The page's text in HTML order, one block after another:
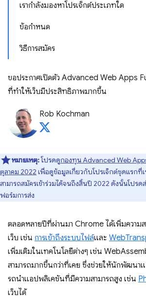
เรากําลังมองหาโปรเจ็กต์ประเภทใด
ข้อกำหนด
วิธีการสมัคร
ขอประกาศเปิดตัว Advanced Web Apps
ที่ทําให้เว็บมีประสิทธิภาพมากขึ้น
Rob Kochman
หมายเหตุ:โปรดดูกองทุน Advanced Web
ตุลาคม 2022 เพื่อดูข้อมูลเกี่ยวกับโปรเจ็กต์ชุดแรกที่
สามารถสมัครเข้าร่วมได้จนถึงสิ้นปี 2022 ดังนั้นโปร
ฟอร์มการส่ง
ตลอดหลายปีที่ผ่านมา Chrome ได้เพิ่มความ
เว็บ เช่น การเข้าถึงระบบไฟล์และ
เพิ่มเติมในเทคโนโลยีต่างๆ เช่น
สามารถมากขึ้นกว่าที่เคย ซึ่งช่วยให้นักพัฒนา
รถนําแอปพลิเคชันที่มีความสามารถสูง เช่น
เว็บได้